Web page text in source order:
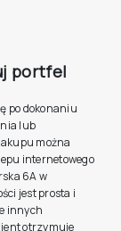
portfel
po dokonaniu
lub
można
internetowego
6A w
jest prosta i
innych
otrzymuje